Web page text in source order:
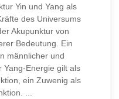
Yin und Yang als
des Universums
Akupunktur von
Bedeutung. Ein
männlicher und
Yang-Energie gilt als
ein Zuwenig als
...